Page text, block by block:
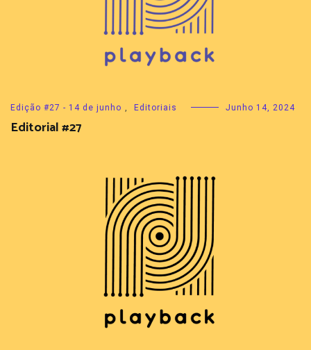
Edição #27 - 14 de junho , Editoriais Junho 14, 2024
Editorial #27